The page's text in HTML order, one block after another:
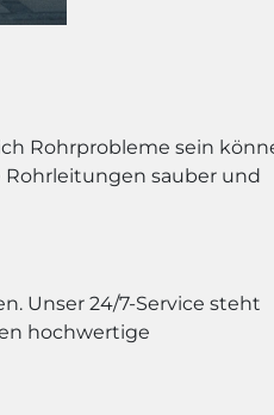
Rohrprobleme sein
Rohrleitungen sauber und
Unser 24/7-Service steht
hochwertige